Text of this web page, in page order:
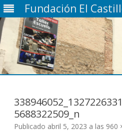
Fundación El
5688322509_n
Publicado abril 5, 2023 a las 960